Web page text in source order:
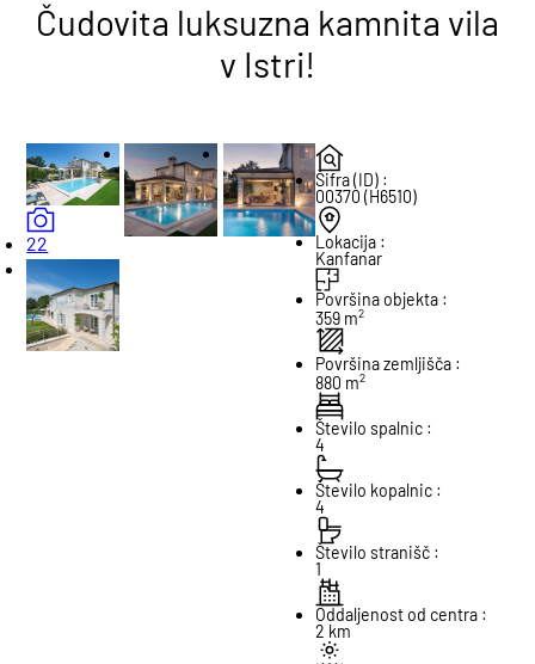
Čudovita luksuzna kamnita vila
v Istri!
22
Šifra (ID) :
00370 (H6510)
Lokacija :
Kanfanar
Površina objekta :
359 m2
Površina zemljišča :
880 m2
Število spalnic :
4
Število kopalnic :
4
Število stranišč :
1
Oddaljenost od centra :
2 km